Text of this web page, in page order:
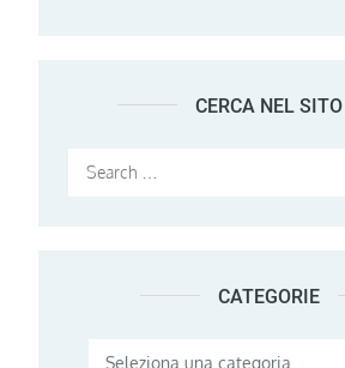
CERCA NEL SITO
Search
CATEGORIE
Categorie